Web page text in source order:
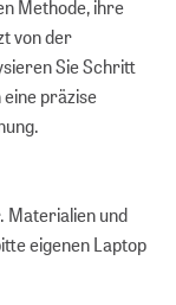
Methode, ihre
von der
Sie Schritt
präzise
Materialien und
eigenen Laptop